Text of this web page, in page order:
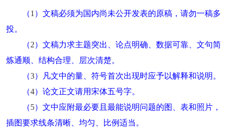
（1 ）文稿必须为国内尚未公开发表的原稿，请勿一稿多
投。
（2）文稿力求主题突出、论点明确、数据可靠、文句简
炼通顺、结构合理、层次清楚。
（3）凡文中的量、符号首次出现时应予以解释和说明。
（4）论文正文请用宋体五号字。
（5）文中应附最必要且最能说明问题的图、表和照片，
插图要求线条清晰、均匀、比例适当。